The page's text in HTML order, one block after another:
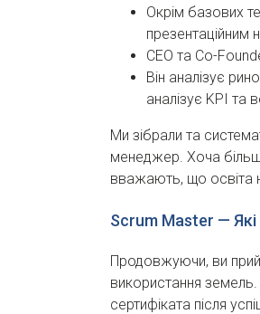
Окрім базових
презентаційним
CEO та Co-
Він аналізує
аналізує KPI та
Ми зібрали та
менеджер. Хоча
вважають, що освіта
Scrum Master —
Продовжуючи, ви
використання
сертифіката після